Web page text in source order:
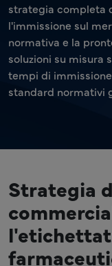
strategia completa
l'immissione sul
normativa e la
soluzioni su misura
tempi di
standard normativi
Strategia